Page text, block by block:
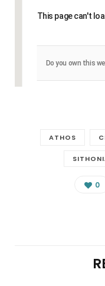
This page can't
Do you own this
ATHOS
0